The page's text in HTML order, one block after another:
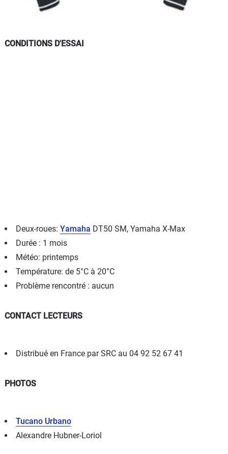
CONDITIONS D'ESSAI
Deux-roues: Yamaha DT50 SM, Yamaha X-Max
Durée : 1 mois
Météo: printemps
Température: de 5°C à 20°C
Problème rencontré : aucun
CONTACT LECTEURS
Distribué en France par SRC au 04 92 52 67 41
PHOTOS
Tucano Urbano
Alexandre Hubner-Loriol